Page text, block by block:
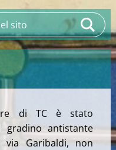
di TC è stato
gradino antistante
Garibaldi, non